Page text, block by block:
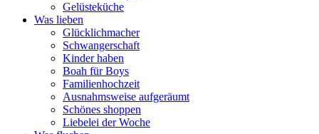
Gelüsteküche
Was lieben
Glücklichmacher
Schwangerschaft
Kinder haben
Boah für Boys
Familienhochzeit
Ausnahmsweise aufgeräumt
Schönes shoppen
Liebelei der Woche